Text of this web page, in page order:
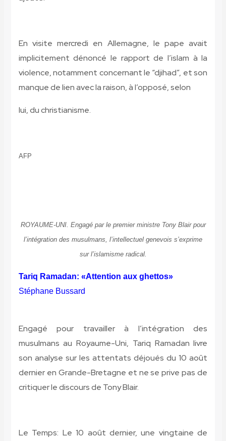
En visite mercredi en Allemagne, le pape avait
implicitement dénoncé le rapport de l’islam à la
violence, notamment concernant le “djihad”, et son
manque de lien avec la raison, à l’opposé, selon
lui, du christianisme.
AFP
ROYAUME-UNI. Engagé par le premier ministre Tony Blair pour
l’intégration des musulmans, l’intellectuel genevois s’exprime
sur l’islamisme radical.
Tariq Ramadan: «Attention aux ghettos»
Stéphane Bussard
Engagé pour travailler à l’intégration des
musulmans au Royaume-Uni, Tariq Ramadan livre
son analyse sur les attentats déjoués du 10 août
dernier en Grande-Bretagne et ne se prive pas de
critiquer le discours de Tony Blair.
Le Temps: Le 10 août dernier, une vingtaine de